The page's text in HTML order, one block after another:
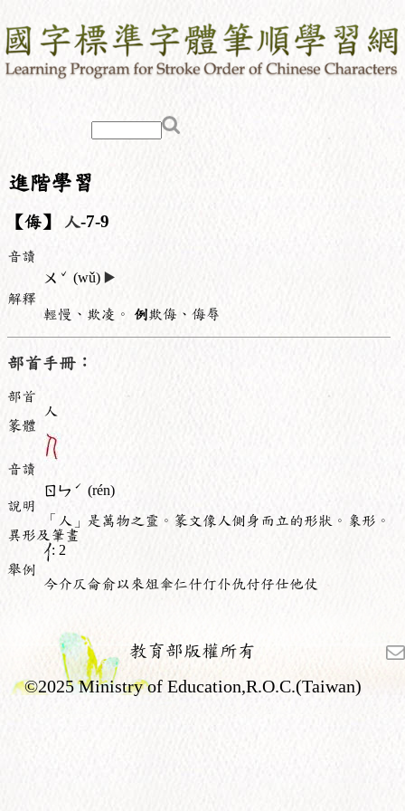
進階學習
【侮】 人-7-9
音讀
ㄨ ˇ (wǔ) ▶️
解釋
輕慢、欺凌。 例欺侮、侮辱
部首手冊：
部首
人
篆體
音讀
ㄖㄣ ˊ (rén)
說明
「人」是萬物之靈。篆文像人側身而立的形狀。象形。
異形及筆畫
: 2
舉例
今介仄侖俞以來俎傘仁什仃仆仇付仔仕他仗
教育部版權所有
©2025 Ministry of Education,R.O.C.(Taiwan)